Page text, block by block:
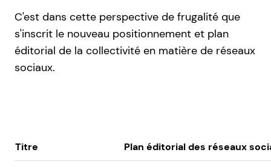
C'est dans cette perspective de frugalité que
s'inscrit le nouveau positionnement et plan
éditorial de la collectivité en matière de réseaux
sociaux.
Titre Plan éditorial des réseaux